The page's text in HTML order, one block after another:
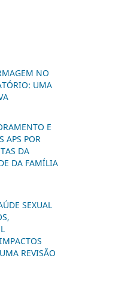
NO
UMA
E
APS POR
DA
DA FAMÍLIA
SEXUAL
REVISÃO